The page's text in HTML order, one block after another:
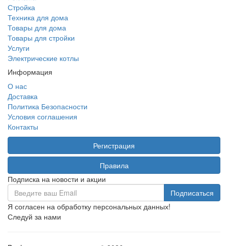
Стройка
Техника для дома
Товары для дома
Товары для стройки
Услуги
Электрические котлы
Информация
О нас
Доставка
Политика Безопасности
Условия соглашения
Контакты
Регистрация
Правила
Подписка на новости и акции
Я согласен на обработку персональных данных!
Следуй за нами